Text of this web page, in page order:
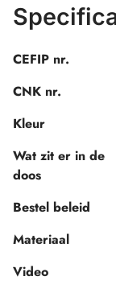
CEFIP nr.
CNK nr.
Kleur
Wat zit er in de
doos
Bestel beleid
Materiaal
Video